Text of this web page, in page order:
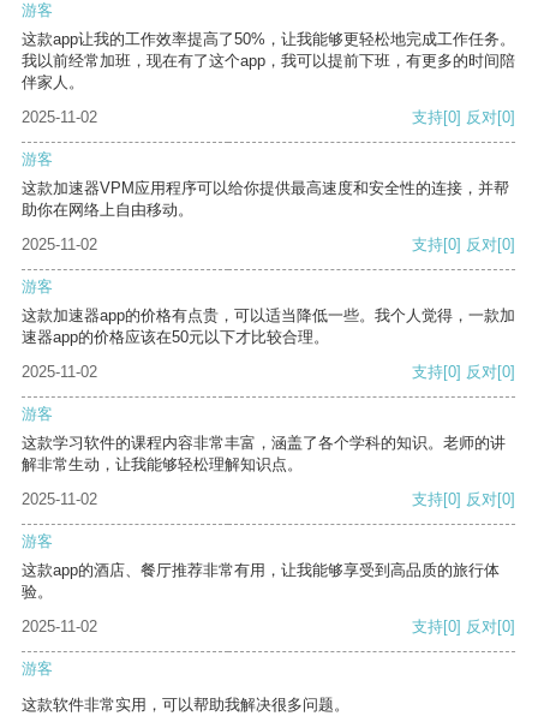
游客
这款app让我的工作效率提高了50%，让我能够更轻松地完成工作任务。
我以前经常加班，现在有了这个app，我可以提前下班，有更多的时间陪
伴家人。
2025-11-02
支持[0] 反对[0]
游客
这款加速器VPM应用程序可以给你提供最高速度和安全性的连接，并帮
助你在网络上自由移动。
2025-11-02
支持[0] 反对[0]
游客
这款加速器app的价格有点贵，可以适当降低一些。我个人觉得，一款加
速器app的价格应该在50元以下才比较合理。
2025-11-02
支持[0] 反对[0]
游客
这款学习软件的课程内容非常丰富，涵盖了各个学科的知识。老师的讲
解非常生动，让我能够轻松理解知识点。
2025-11-02
支持[0] 反对[0]
游客
这款app的酒店、餐厅推荐非常有用，让我能够享受到高品质的旅行体
验。
2025-11-02
支持[0] 反对[0]
游客
这款软件非常实用，可以帮助我解决很多问题。